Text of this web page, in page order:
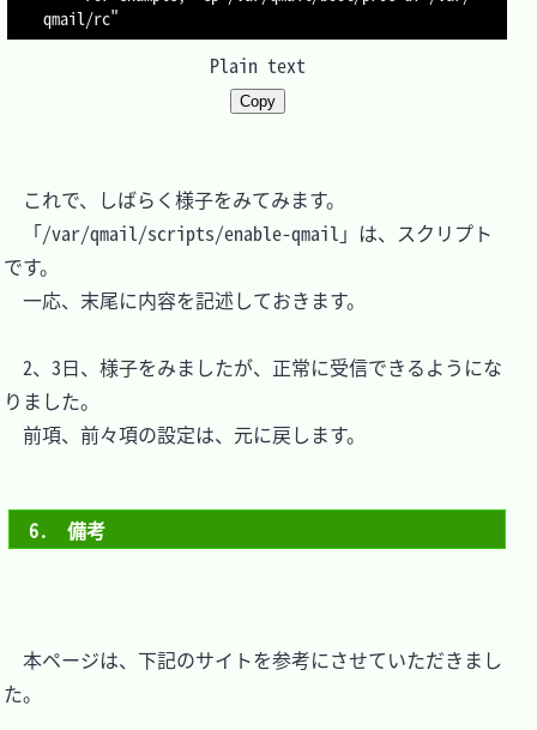
Plain text
Copy
これで、しばらく様子をみてみます。
「/var/qmail/scripts/enable-qmail」は、スクリプト
です。
一応、末尾に内容を記述しておきます。
2、3日、様子をみましたが、正常に受信できるようにな
りました。
前項、前々項の設定は、元に戻します。
6.　備考
本ページは、下記のサイトを参考にさせていただきまし
た。